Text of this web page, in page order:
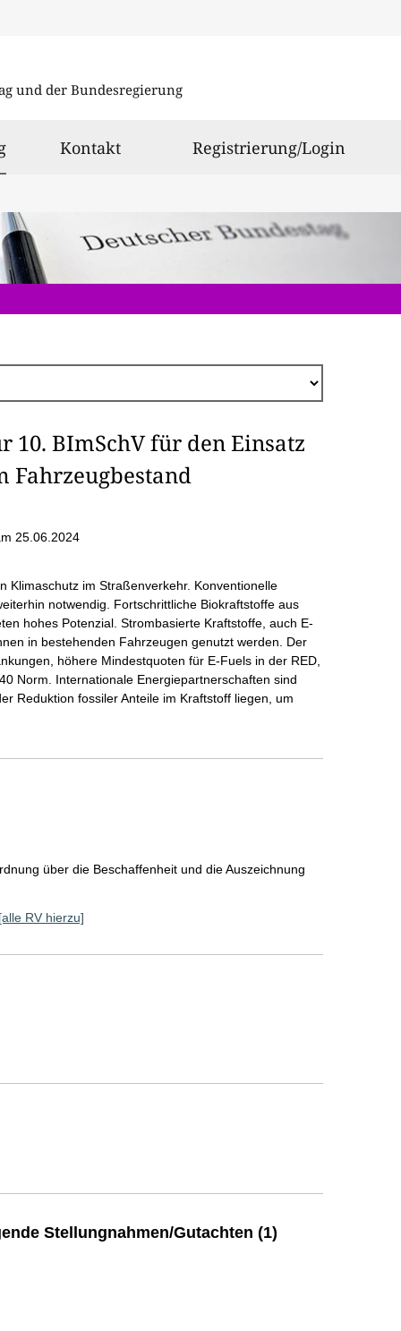
und der Bundesregierung
ausgewählt
Kontakt Registrierung/Login
10. BImSchV für den Einsatz
25.06.2024
Klimaschutz im Straßenverkehr. Konventionelle
notwendig. Fortschrittliche Biokraftstoffe aus
hohes Potenzial. Strombasierte Kraftstoffe, auch E-
in bestehenden Fahrzeugen genutzt werden. Der
höhere Mindestquoten für E-Fuels in der RED,
Norm. Internationale Energiepartnerschaften sind
Reduktion fossiler Anteile im Kraftstoff liegen, um
über die Beschaffenheit und die Auszeichnung
RV hierzu]
Stellungnahmen/Gutachten (1)